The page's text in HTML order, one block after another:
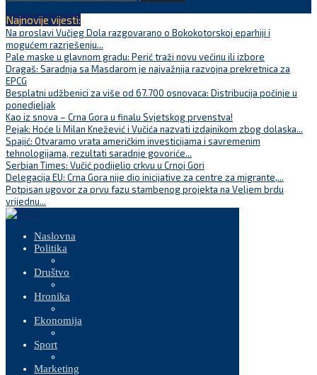
Najnovije vijesti:
Na proslavi Vučjeg Dola razgovarano o Bokokotorskoj eparhiji i
mogućem razrješenju...
Pale maske u glavnom gradu: Perić traži novu većinu ili izbore
Dragaš: Saradnja sa Masdarom je najvažnija razvojna prekretnica za
EPCG
Besplatni udžbenici za više od 67.700 osnovaca: Distribucija počinje u
ponedjeljak
Kao iz snova – Crna Gora u finalu Svjetskog prvenstva!
Pejak: Hoće li Milan Knežević i Vučića nazvati izdajnikom zbog dolaska...
Spajić: Otvaramo vrata američkim investicijama i savremenim
tehnologijama, rezultati saradnje govoriće...
Serbian Times: Vučić podijelio crkvu u Crnoj Gori
Delegacija EU: Crna Gora nije dio inicijative za centre za migrante,...
Potpisan ugovor za prvu fazu stambenog projekta na Veljem brdu
vrijednu...
Naslovna
Politika
Društvo
Hronika
Ekonomija
Sport
Marketing